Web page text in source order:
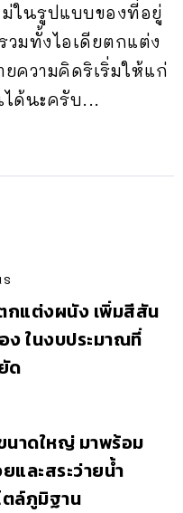
ในรูปแบบของที่อยู่
มทั้งไอเดียตกแต่ง
ความคิดริเริ่มให้แก่
ด้นะครับ...
กแต่งผนัง เพิ่มสีสัน
ง ในงบประมาณที่
ด
นาดใหญ่ มาพร้อม
และสระว่ายน้ำ
ล์ภูมิฐาน